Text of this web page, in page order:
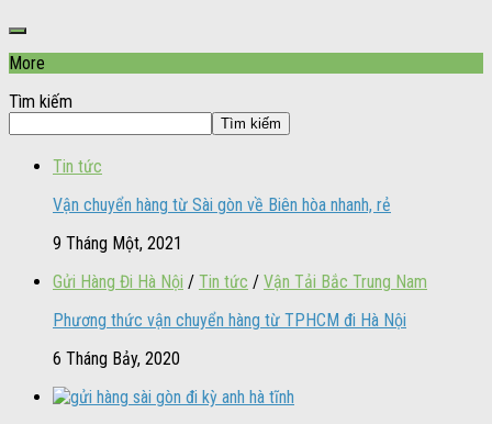
More
Tìm kiếm
Tìm kiếm
Tin tức
Vận chuyển hàng từ Sài gòn về Biên hòa nhanh, rẻ
9 Tháng Một, 2021
Gửi Hàng Đi Hà Nội / Tin tức / Vận Tải Bắc Trung Nam
Phương thức vận chuyển hàng từ TPHCM đi Hà Nội
6 Tháng Bảy, 2020